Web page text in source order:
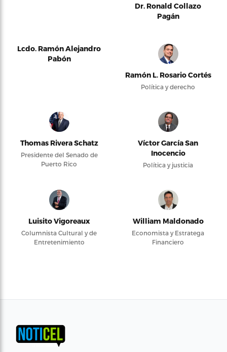
Dr. Ronald Collazo
Pagán
Lcdo. Ramón Alejandro
Pabón
Ramón L. Rosario Cortés
Política y derecho
Thomas Rivera Schatz
Presidente del Senado de
Puerto Rico
Víctor García San
Inocencio
Política y justicia
Luisito Vigoreaux
Columnista Cultural y de
Entretenimiento
William Maldonado
Economista y Estratega
Financiero